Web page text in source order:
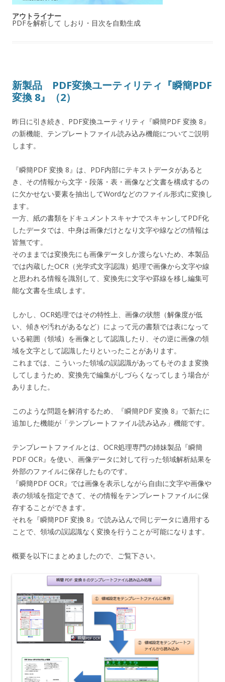
アウトライナー
PDFを解析して しおり・目次を自動生成
新製品 PDF変換ユーティリティ『瞬簡PDF
変換 8』（2）
昨日に引き続き、PDF変換ユーティリティ『瞬簡PDF 変換 8』
の新機能、テンプレートファイル読み込み機能についてご説明
します。
『瞬簡PDF 変換 8』は、PDF内部にテキストデータがあると
き、その情報から文字・段落・表・画像など文書を構成するの
に欠かせない要素を抽出してWordなどのファイル形式に変換し
ます。
一方、紙の書類をドキュメントスキャナでスキャンしてPDF化
したデータでは、中身は画像だけとなり文字や線などの情報は
皆無です。
そのままでは変換先にも画像データしか渡らないため、本製品
では内蔵したOCR（光学式文字認識）処理で画像から文字や線
と思われる情報を識別して、変換先に文字や罫線を移し編集可
能な文書を生成します。
しかし、OCR処理ではその特性上、画像の状態（解像度が低
い、傾きや汚れがあるなど）によって元の書類では表になって
いる範囲（領域）を画像として認識したり、その逆に画像の領
域を文字として認識したりといったことがあります。
これまでは、こういった領域の誤認識があってもそのまま変換
してしまうため、変換先で編集がしづらくなってしまう場合が
ありました。
このような問題を解消するため、『瞬簡PDF 変換 8』で新たに
追加した機能が「テンプレートファイル読み込み」機能です。
テンプレートファイルとは、OCR処理専門の姉妹製品『瞬簡
PDF OCR』を使い、画像データに対して行った領域解析結果を
外部のファイルに保存したものです。
『瞬簡PDF OCR』では画像を表示しながら自由に文字や画像や
表の領域を指定できて、その情報をテンプレートファイルに保
存することができます。
それを『瞬簡PDF 変換 8』で読み込んで同じデータに適用する
ことで、領域の誤認識なく変換を行うことが可能になります。
概要を以下にまとめましたので、ご覧下さい。